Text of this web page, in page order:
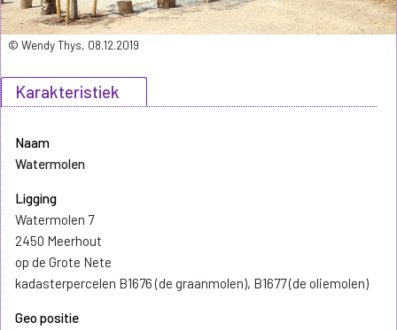
Karakteristiek
Naam
Watermolen
Ligging
Watermolen 7
2450 Meerhout
op de Grote Nete
kadasterpercelen B1676 (de graanmolen), B1677 (de oliemolen)
Geo positie
© Wendy Thys, 08.12.2019